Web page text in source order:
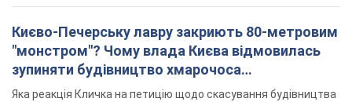
Києво-Печерську лавру закриють 80-метровим
"монстром"? Чому влада Києва відмовилась
зупиняти будівництво хмарочоса
"московського вірянина"
Яка реакція Кличка на петицію щодо скасування будівництва